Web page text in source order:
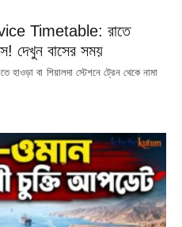
Timetable: রাতে
দেখুন বাসের সময়
বা শিয়ালদা স্টেশনে ট্রেন থেকে নামা